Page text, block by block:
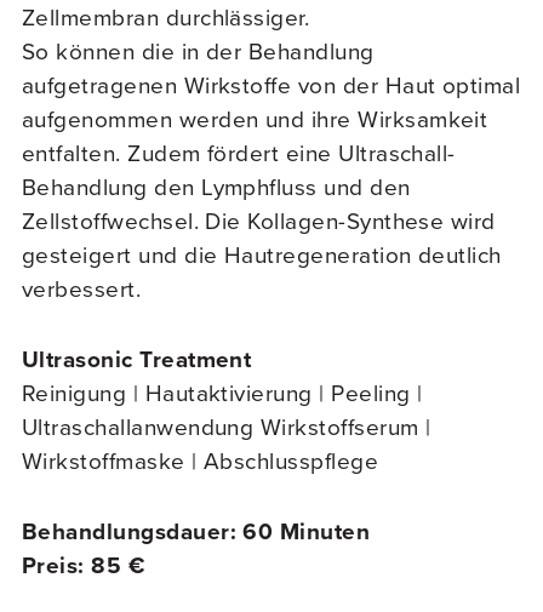
Zellmembran durchlässiger.
So können die in der Behandlung
aufgetragenen Wirkstoffe von der Haut optimal
aufgenommen werden und ihre Wirksamkeit
entfalten. Zudem fördert eine Ultraschall-
Behandlung den Lymphfluss und den
Zellstoffwechsel. Die Kollagen-Synthese wird
gesteigert und die Hautregeneration deutlich
verbessert.
Ultrasonic Treatment
Reinigung | Hautaktivierung | Peeling |
Ultraschallanwendung Wirkstoffserum |
Wirkstoffmaske | Abschlusspflege
Behandlungsdauer: 60 Minuten
Preis: 85 €